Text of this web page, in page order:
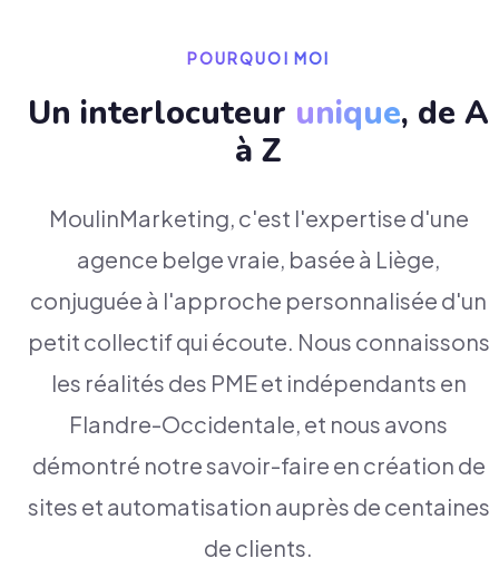
POURQUOI MOI
Un interlocuteur unique, de A
à Z
MoulinMarketing, c'est l'expertise d'une
agence belge vraie, basée à Liège,
conjuguée à l'approche personnalisée d'un
petit collectif qui écoute. Nous connaissons
les réalités des PME et indépendants en
Flandre-Occidentale, et nous avons
démontré notre savoir-faire en création de
sites et automatisation auprès de centaines
de clients.